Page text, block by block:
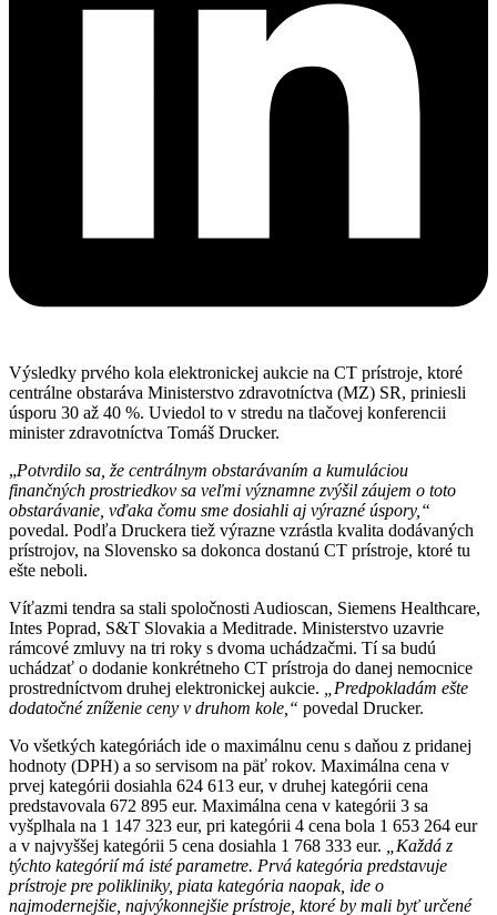
Výsledky prvého kola elektronickej aukcie na CT prístroje, ktoré
centrálne obstaráva Ministerstvo zdravotníctva (MZ) SR, priniesli
úsporu 30 až 40 %. Uviedol to v stredu na tlačovej konferencii
minister zdravotníctva Tomáš Drucker.
„Potvrdilo sa, že centrálnym obstarávaním a kumuláciou
finančných prostriedkov sa veľmi významne zvýšil záujem o toto
obstarávanie, vďaka čomu sme dosiahli aj výrazné úspory,“
povedal. Podľa Druckera tiež výrazne vzrástla kvalita dodávaných
prístrojov, na Slovensko sa dokonca dostanú CT prístroje, ktoré tu
ešte neboli.
Víťazmi tendra sa stali spoločnosti Audioscan, Siemens Healthcare,
Intes Poprad, S&T Slovakia a Meditrade. Ministerstvo uzavrie
rámcové zmluvy na tri roky s dvoma uchádzačmi. Tí sa budú
uchádzať o dodanie konkrétneho CT prístroja do danej nemocnice
prostredníctvom druhej elektronickej aukcie.
„Predpokladám ešte
dodatočné zníženie ceny v druhom kole,“ povedal Drucker.
Vo všetkých kategóriách ide o maximálnu cenu s daňou z pridanej
hodnoty (DPH) a so servisom na päť rokov. Maximálna cena v
prvej kategórii dosiahla 624 613 eur, v druhej kategórii cena
predstavovala 672 895 eur. Maximálna cena v kategórii 3 sa
vyšplhala na 1 147 323 eur, pri kategórii 4 cena bola 1 653 264 eur
a v najvyššej kategórii 5 cena dosiahla 1 768 333 eur.
„Každá z
týchto kategórií má isté parametre. Prvá kategória predstavuje
prístroje pre polikliniky, piata kategória naopak, ide o
najmodernejšie, najvýkonnejšie prístroje, ktoré by mali byť určené